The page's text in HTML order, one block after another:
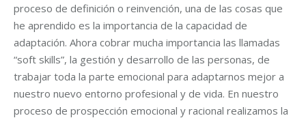
proceso de definición o reinvención, una de las cosas que
he aprendido es la importancia de la capacidad de
adaptación. Ahora cobrar mucha importancia las llamadas
“soft skills”, la gestión y desarrollo de las personas, de
trabajar toda la parte emocional para adaptarnos mejor a
nuestro nuevo entorno profesional y de vida. En nuestro
proceso de prospección emocional y racional realizamos la